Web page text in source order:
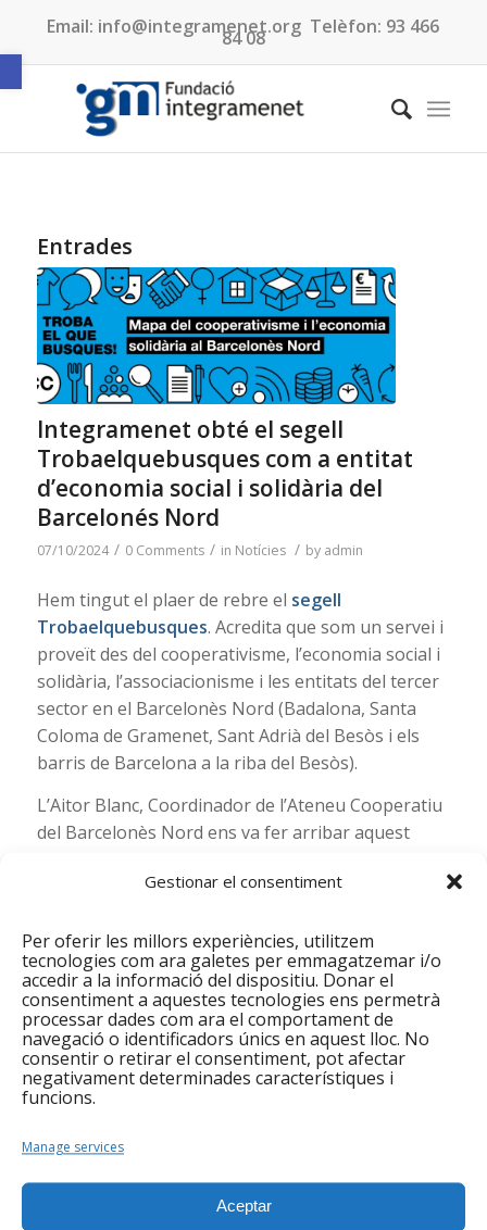
Obre la barra d'eines
Gestionar el consentiment
Per oferir les millors experiències, utilitzem
tecnologies com ara galetes per emmagatzemar i/o
accedir a la informació del dispositiu. Donar el
consentiment a aquestes tecnologies ens permetrà
processar dades com ara el comportament de
navegació o identificadors únics en aquest lloc. No
consentir o retirar el consentiment, pot afectar
negativament determinades característiques i
funcions.
Manage services
Aceptar
Email: info@integramenet.org Telèfon: 93 466
84 08
Entrades
Integramenet obté el segell
Trobaelquebusques com a entitat
d’economia social i solidària del
Barcelonés Nord
07/10/2024 / 0 Comments / in Notícies / by admin
Hem tingut el plaer de rebre el segell
Trobaelquebusques. Acredita que som un servei i
proveït des del cooperativisme, l’economia social i
solidària, l’associacionisme i les entitats del tercer
sector en el Barcelonès Nord (Badalona, Santa
Coloma de Gramenet, Sant Adrià del Besòs i els
barris de Barcelona a la riba del Besòs).
L’Aitor Blanc, Coordinador de l’Ateneu Cooperatiu
del Barcelonès Nord ens va fer arribar aquest
nostra entitat i totes aquelles altres que